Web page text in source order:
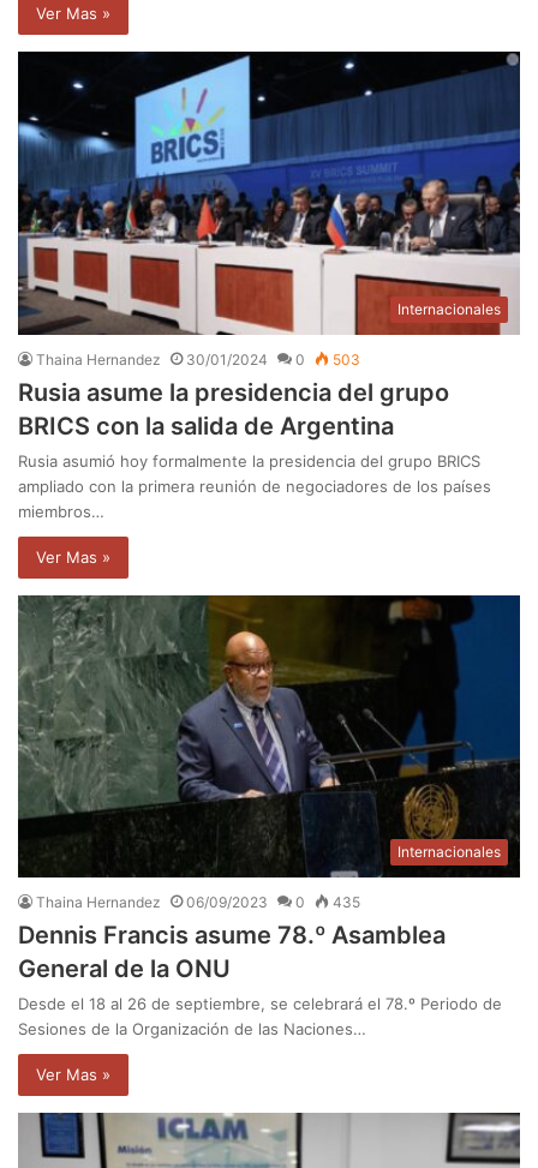
Ver Mas »
Internacionales
Thaina Hernandez 30/01/2024 0 503
Rusia asume la presidencia del grupo
BRICS con la salida de Argentina
Rusia asumió hoy formalmente la presidencia del grupo BRICS
ampliado con la primera reunión de negociadores de los países
miembros…
Ver Mas »
Internacionales
Thaina Hernandez 06/09/2023 0 435
Dennis Francis asume 78.º Asamblea
General de la ONU
Desde el 18 al 26 de septiembre, se celebrará el 78.º Periodo de
Sesiones de la Organización de las Naciones…
Ver Mas »